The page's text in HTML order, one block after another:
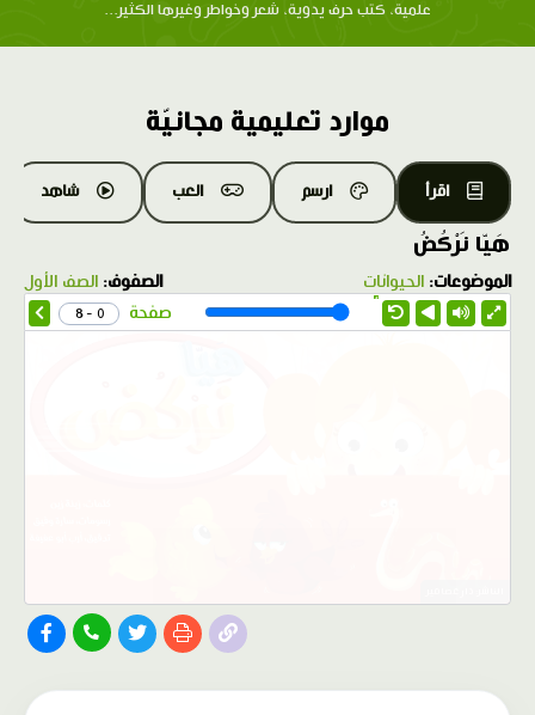
علمية، كتب حرف يدوية، شعر وخواطر وغيرها الكثير...
موارد تعليمية مجانيّة
اقرأ ارسم العب شاهد
هَيّا نَرْكُضُ
الموضوعات: الحيوانات الصفوف: الصف الأول
1.0X
صفحة 0 - 8